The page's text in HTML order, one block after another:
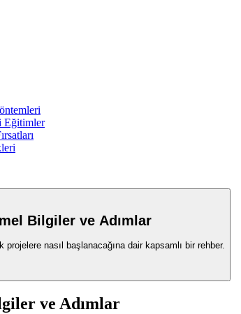
Eğitimler
Bilgiler ve Adımlar
nasıl başlanacağına dair kapsamlı bir rehber.
ve Adımlar